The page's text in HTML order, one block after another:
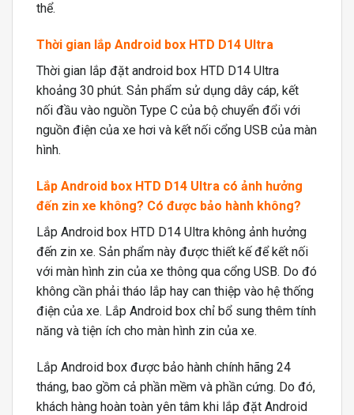
thể.
Thời gian lắp Android box HTD D14 Ultra
Thời gian lắp đặt android box HTD D14 Ultra
khoảng 30 phút. Sản phẩm sử dụng dây cáp, kết
nối đầu vào nguồn Type C của bộ chuyển đổi với
nguồn điện của xe hơi và kết nối cổng USB của màn
hình.
Lắp Android box HTD D14 Ultra có ảnh hưởng
đến zin xe không? Có được bảo hành không?
Lắp Android box HTD D14 Ultra không ảnh hưởng
đến zin xe. Sản phẩm này được thiết kế để kết nối
với màn hình zin của xe thông qua cổng USB. Do đó
không cần phải tháo lắp hay can thiệp vào hệ thống
điện của xe. Lắp Android box chỉ bổ sung thêm tính
năng và tiện ích cho màn hình zin của xe.
Lắp Android box được bảo hành chính hãng 24
tháng, bao gồm cả phần mềm và phần cứng. Do đó,
khách hàng hoàn toàn yên tâm khi lắp đặt Android